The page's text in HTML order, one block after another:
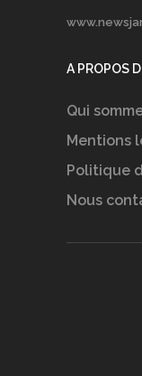
A PROPOS
Qui
Mentions
Politique
Nous